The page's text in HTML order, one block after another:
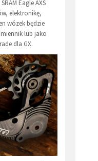
Eagle AXS
elektronikę,
wózek będzie
lub jako
dla GX.